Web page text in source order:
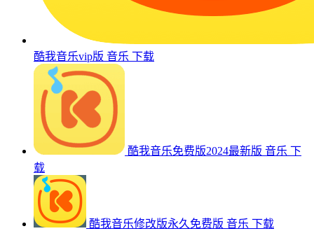
酷我音乐vip版 音乐 下载
酷我音乐免费版2024最新版 音乐 下
载
酷我音乐修改版永久免费版 音乐 下载